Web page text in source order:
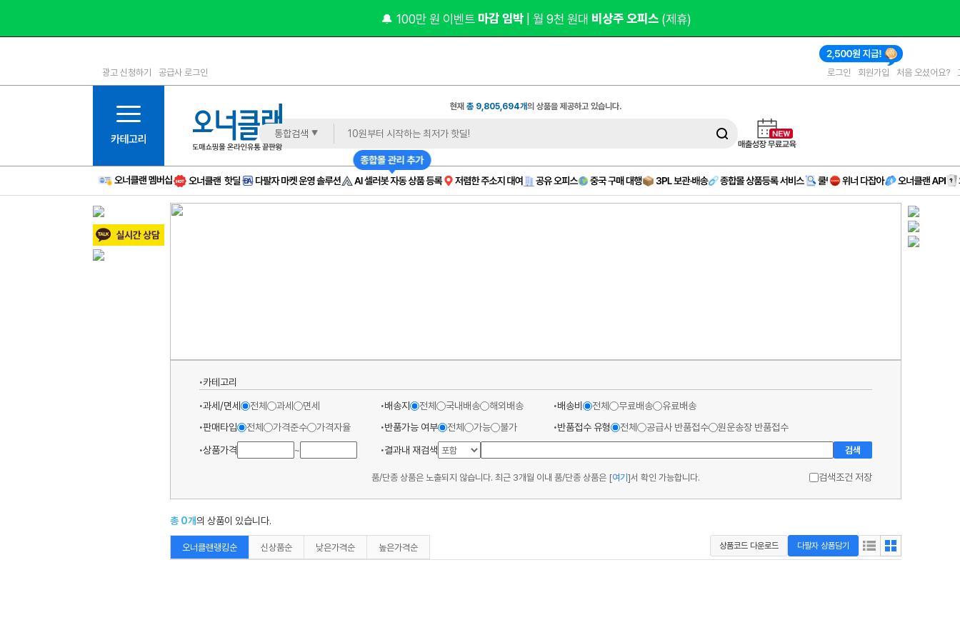
1등급
6등급
11등급
12등급
15등급
16등급
17등급
신규
주의
🔔 100만 원 이벤트 마감 임박 | 월 9천 원대 비상주 오피스 (제휴)
광고 신청하기 공급사 로그인 로그인 회원가입 처음 오셨어요?
현재총 9,805,694개의 상품을 제공하고 있습니다.
통합검색
카테고리
과세/면세
전체 과세 면세 배송지 전체 국내배송 해외배송 배송비 전체 무료배송
유료배송
판매타입
전체 가격준수 가격자율 반품가능 여부 전체 가능 불가 반품접수 유형 전체 공급사 반품접수
원운송장 반품접수
상품가격
~ 결과내 재검색 검색
품/단종 상품은 노출되지 않습니다. 최근 3개월 이내 품/단종 상품은 [여기]서 확인 가능합니다. 검색조건 저장
총 0개의 상품이 있습니다.
오너클랜랭킹순 신상품순 낮은가격순 높은가격순